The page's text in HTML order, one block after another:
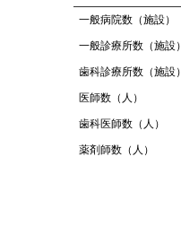
一般病院数（施設）
一般診療所数（施設）
歯科診療所数（施設）
医師数（人）
歯科医師数（人）
薬剤師数（人）